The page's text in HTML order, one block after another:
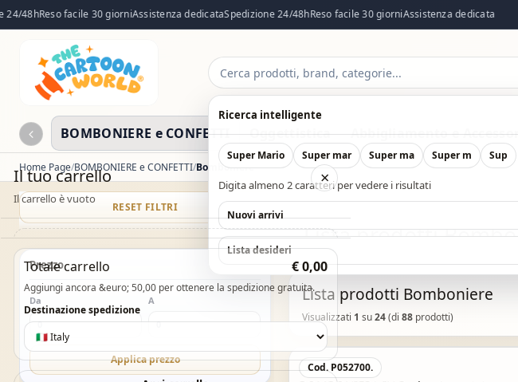
48hReso facile 30 giorniAssistenza dedicataSpedizione 24/48hReso facile 30 giorniAssistenza dedicata
Cerca
prodotti
Ricerca intelligente
Super Mario Super mar Super ma Super m Sup
Digita almeno 2 caratteri per vedere i risultati
Nuovi arrivi
Lista desideri
BOMBONIERE e CONFETTI Oggettistica Abbigliamento e
Il tuo carrello
Il carrello è vuoto
×
Il carrello è vuoto. Esplora il catalogo e aggiungi i
Vai al catalogo
Totale carrello € 0,00
Aggiungi ancora &euro; 50,00 per ottenere la spedizione gratuita.
Destinazione spedizione
Home Page BOMBONIERE e CONFETTI Bomboniere
RESET FILTRI
Prezzo
Da A
Applica prezzo
Lista prodotti
Lista prodotti Bomboniere
Visualizzati 1 su24(di 88 prodotti)
Cod. P052700.